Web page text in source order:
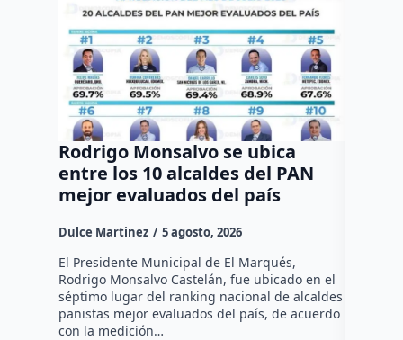
Rodrigo Monsalvo se ubica
entre los 10 alcaldes del PAN
mejor evaluados del país
Dulce Martinez 5 agosto, 2026
El Presidente Municipal de El Marqués,
Rodrigo Monsalvo Castelán, fue ubicado en el
séptimo lugar del ranking nacional de alcaldes
panistas mejor evaluados del país, de acuerdo
con la medición…